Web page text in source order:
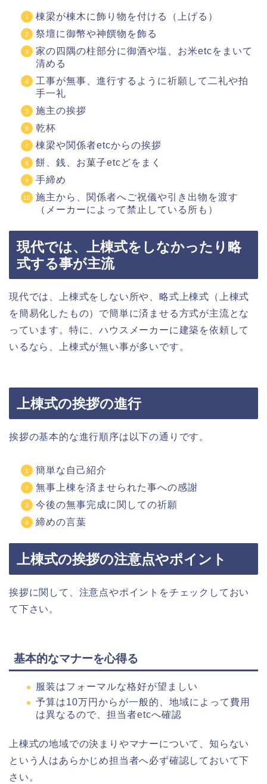
棟梁が棟木に飾り物を付ける（上げる）
祭壇に御幣や神饌物を飾る
家の四隅の柱部分に御酒や塩、お米etcをまいて
清める
工事が無事、進行するように祈願して二礼や拍
手一礼
施主の挨拶
乾杯
棟梁や関係者etcからの挨拶
餅、銭、お菓子etcどをまく
手締め
施主から、関係者へご祝儀や引き出物を渡す
（メーカーによって禁止している所も）
現代では、上棟式をしなかったり略
式する事が主流
現代では、上棟式をしない所や、略式上棟式（上棟式
を簡易化したもの）で簡単に済ませる方式が主流とな
っています。特に、ハウスメーカーに建築を依頼して
いるなら、上棟式が無い事が多いです。
上棟式の挨拶の進行
挨拶の基本的な進行順序は以下の通りです。
簡単な自己紹介
無事上棟を済ませられた事への感謝
今後の無事完成に関しての祈願
締めの言葉
上棟式の挨拶の注意点やポイント
挨拶に関して、注意点やポイントをチェックしておい
て下さい。
基本的なマナーを心得る
服装はフォーマルな格好が望ましい
予算は10万円からが一般的、地域によって費用
は異なるので、担当者etcへ確認
上棟式の地域での決まりやマナーについて、知らない
という人はあらかじめ担当者へ必ず確認しておいて下
さい。